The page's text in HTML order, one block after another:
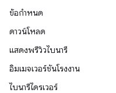
ข้อกำหนด
ดาวน์โหลด
แสดงพรีวิวไบนารี
อิมเมจเวอร์ชันโรงงาน
ไบนารีไดรเวอร์